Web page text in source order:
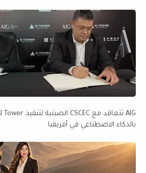
بالذكاء الاصطناعي في أفريقيا